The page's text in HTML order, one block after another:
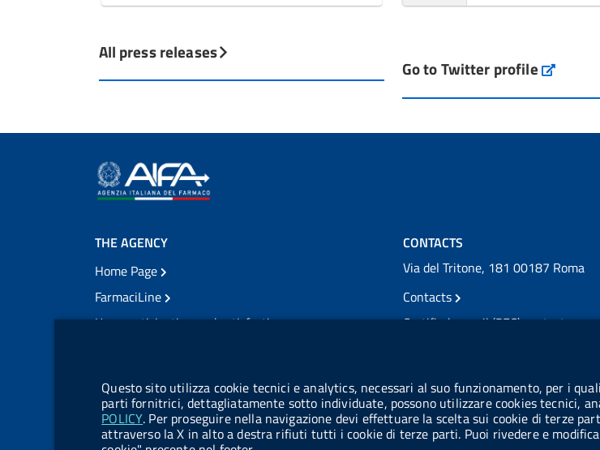
All press releases
per l'accesso ai #farmaci
Go to Twitter profile
Questo sito utilizza cookie tecnici e analytics, necessari al suo funzionamento, per i
parti fornitrici, dettagliatamente sotto individuate, possono utilizzare cookies tecnici,
POLICY. Per proseguire nella navigazione devi effettuare la scelta sui cookie di terze
attraverso la X in alto a destra rifiuti tutti i cookie di terze parti. Puoi rivedere e
THE AGENCY
Home Page
FarmaciLine
User participation and satisfaction
Open governance
Acts of notification
CONTACTS
Via del Tritone, 181 00187 Roma
Contacts
Certified e-mail (PEC) contacts
Tax code: 97345810580
IPA AIFA code: aifa_rm
IPA UCB code: UFE1TR